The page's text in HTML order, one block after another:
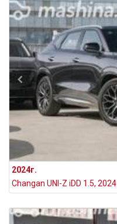
2024г.
Changan UNI-Z iDD 1.5, 2024